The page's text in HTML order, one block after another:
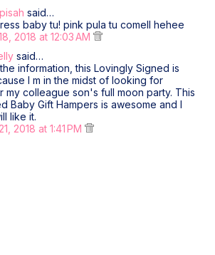
said…
baby tu! pink pula tu comell hehee
2018 at 12:03 AM
said…
information, this Lovingly Signed is
I m in the midst of looking for
my colleague son's full moon party. This
Baby Gift Hampers is awesome and I
like it.
2018 at 1:41 PM